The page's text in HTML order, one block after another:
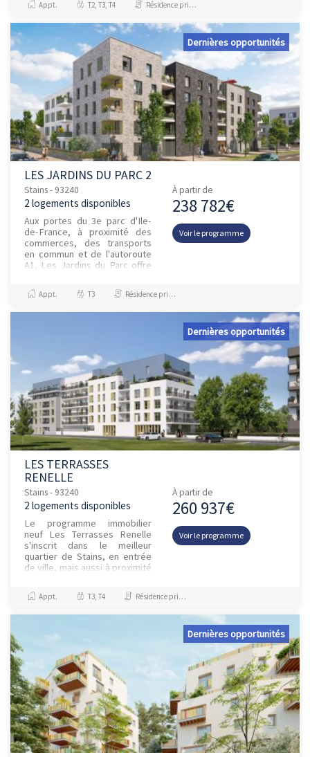
Appt. T2, T3, T4 Résidence principale / PTZ
Dernières opportunités
LES JARDINS DU PARC 2
Stains - 93240
2 logements disponibles
Aux portes du 3e parc d'Ile-
de-France, à proximité des
commerces, des transports
en commun et de l'autoroute
A1, Les Jardins du Parc offre
à la fois naturelle e...
À partir de
238 782€
Voir le programme
Appt. T3 Résidence principale / PTZ
Dernières opportunités
LES TERRASSES
RENELLE
Stains - 93240
2 logements disponibles
Le programme immobilier
neuf Les Terrasses Renelle
s'inscrit dans le meilleur
quartier de Stains, en entrée
de ville, mais aussi à proximité
parc d'Île-de-France....
À partir de
260 937€
Voir le programme
Appt. T3, T4 Résidence principale / PTZ
Dernières opportunités